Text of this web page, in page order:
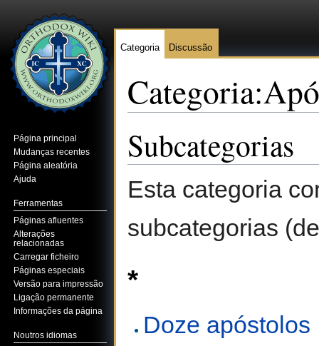
Subcategorias
Esta categoria
subcategorias
*
Doze apóstolos
Categoria Discussão
Página principal
Mudanças recentes
Página aleatória
Ajuda
Ferramentas
Páginas afluentes
Alterações
relacionadas
Carregar ficheiro
Páginas especiais
Versão para impressão
Ligação permanente
Informações da página
Noutros idiomas